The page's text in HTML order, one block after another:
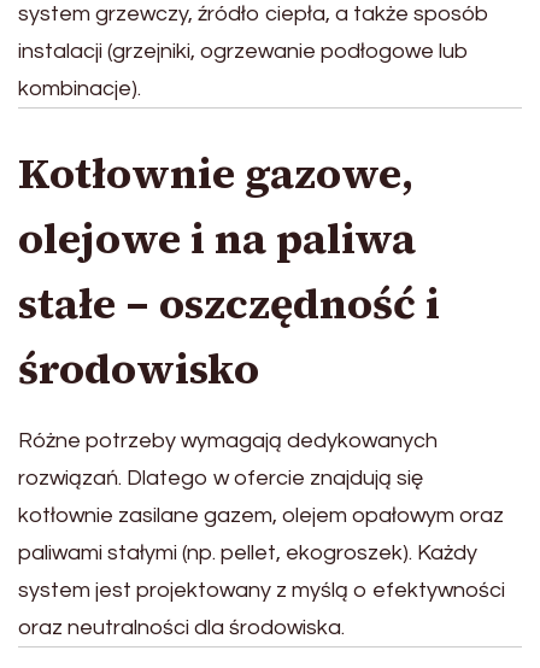
system grzewczy, źródło ciepła, a także sposób
instalacji (grzejniki, ogrzewanie podłogowe lub
kombinacje).
Kotłownie gazowe,
olejowe i na paliwa
stałe – oszczędność i
środowisko
Różne potrzeby wymagają dedykowanych
rozwiązań. Dlatego w ofercie znajdują się
kotłownie zasilane gazem, olejem opałowym oraz
paliwami stałymi (np. pellet, ekogroszek). Każdy
system jest projektowany z myślą o efektywności
oraz neutralności dla środowiska.